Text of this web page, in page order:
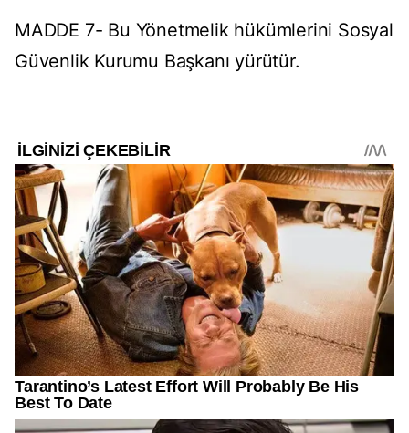
MADDE 7- Bu Yönetmelik hükümlerini Sosyal
Güvenlik Kurumu Başkanı yürütür.